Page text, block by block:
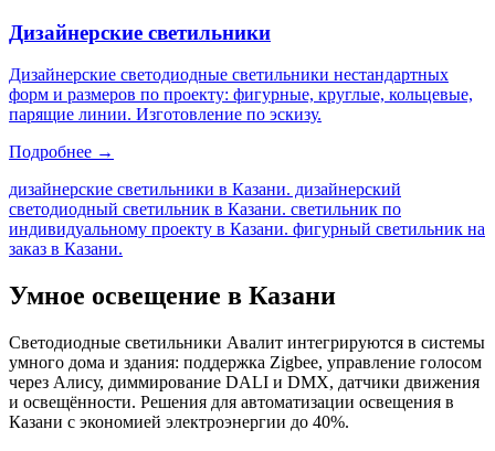
Дизайнерские светильники
Дизайнерские светодиодные светильники нестандартных
форм и размеров по проекту: фигурные, круглые, кольцевые,
парящие линии. Изготовление по эскизу.
Подробнее →
дизайнерские светильники в Казани. дизайнерский
светодиодный светильник в Казани. светильник по
индивидуальному проекту в Казани. фигурный светильник на
заказ в Казани.
Умное освещение в Казани
Светодиодные светильники Авалит интегрируются в системы
умного дома и здания: поддержка Zigbee, управление голосом
через Алису, диммирование DALI и DMX, датчики движения
и освещённости. Решения для автоматизации освещения в
Казани с экономией электроэнергии до 40%.